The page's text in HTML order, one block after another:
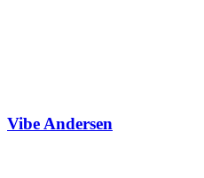
Vibe Andersen